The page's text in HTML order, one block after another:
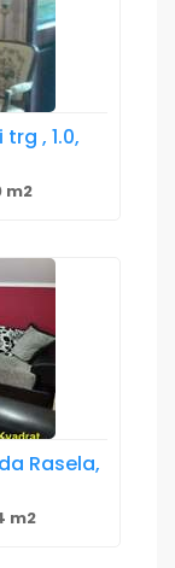
, 1.0,
m2
Rasela,
m2